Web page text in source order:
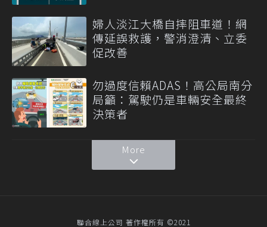
婦人淡江大橋自摔阻車道！網
傳延誤救護，警消澄清、立委
促改善
勿過度信賴ADAS！高公局南分
局籲：駕駛仍是車輛安全最終
決策者
More
聯合線上公司 著作權所有 ©2021